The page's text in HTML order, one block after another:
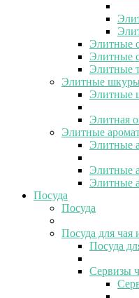
Элитные
Элитные
Элитные
Элитные
Элитные
Элитная
Элитные
Элитные
Элитные
Элитные
Посуда
Посуда
Посуда для чая
Посуда
Сервизы